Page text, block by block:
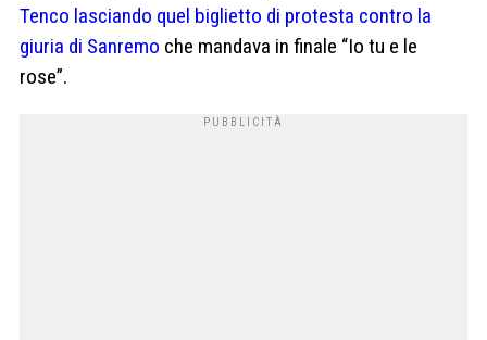
Tenco lasciando quel biglietto di protesta contro la
giuria di Sanremo che mandava in finale “Io tu e le
rose”.